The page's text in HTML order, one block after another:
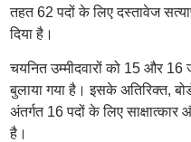
तहत 62 पदों के लिए दस्तावेज
दिया है।
चयनित उम्मीदवारों को 15 और 16
बुलाया गया है। इसके अतिरिक्त,
अंतर्गत 16 पदों के लिए साक्षात्कार
है।